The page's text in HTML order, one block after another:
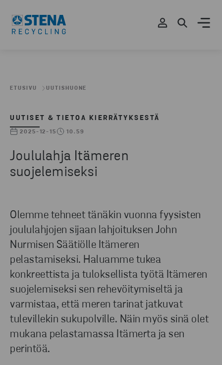
ETUSIVU UUTISHUONE
UUTISET & TIETOA KIERRÄTYKSESTÄ
2025-12-15 10.59
Joululahja Itämeren
suojelemiseksi
Olemme tehneet tänäkin vuonna fyysisten
joululahjojen sijaan lahjoituksen John
Nurmisen Säätiölle Itämeren
pelastamiseksi. Haluamme tukea
konkreettista ja tuloksellista työtä Itämeren
suojelemiseksi sen rehevöitymiseltä ja
varmistaa, että meren tarinat jatkuvat
tulevillekin sukupolville. Näin myös sinä olet
mukana pelastamassa Itämerta ja sen
perintöä.